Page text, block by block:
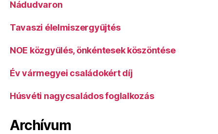
Nádudvaron
Tavaszi élelmiszergyűjtés
NOE közgyűlés, önkéntesek köszöntése
Év vármegyei családokért díj
Húsvéti nagycsaládos foglalkozás
Archívum